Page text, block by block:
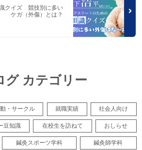
クイズ 競技別に多い
ケガ（外傷）とは？
グ カテゴリー
・サークル 就職実績 社会人向け
豆知識 在校生を訪ねて おしらせ
鍼灸スポーツ学科 鍼灸師学科